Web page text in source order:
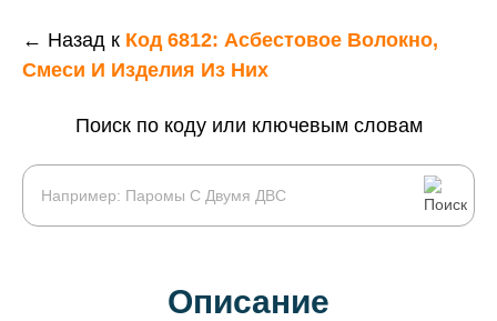
← Назад к Код 6812: Асбестовое Волокно,
Смеси И Изделия Из Них
Поиск по коду или ключевым словам
Описание